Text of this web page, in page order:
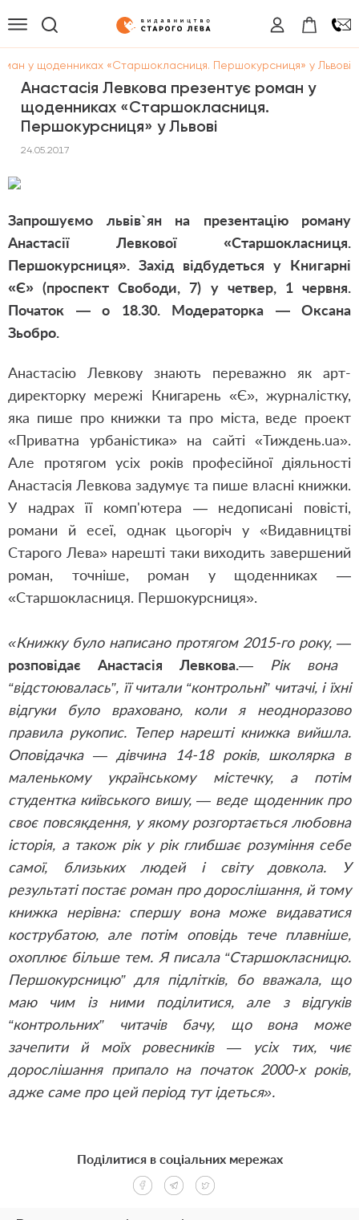
у щоденниках «Старшокласниця. Першокурсниця» у Львові
Анастасія Левкова презентує роман у
щоденниках «Старшокласниця.
Першокурсниця» у Львові
24.05.2017
Запрошуємо львів`ян на презентацію роману
Анастасії Левкової «Старшокласниця.
Першокурсниця». Захід відбудеться у Книгарні
«Є» (проспект Свободи, 7) у четвер, 1 червня.
Початок — о 18.30. Модераторка — Оксана
Зьобро.
Анастасію Левкову знають переважно як арт-
директорку мережі Книгарень «Є», журналістку,
яка пише про книжки та про міста, веде проект
«Приватна урбаністика» на сайті «Тиждень.ua».
Але протягом усіх років професійної діяльності
Анастасія Левкова задумує та пише власні книжки.
У надрах її комп'ютера — недописані повісті,
романи й есеї, однак цьогоріч у «Видавництві
Старого Лева» нарешті таки виходить завершений
роман, точніше, роман у щоденниках —
«Старшокласниця. Першокурсниця».
«Книжку було написано протягом 2015-го року, —
розповідає Анастасія Левкова.— Рік вона
“відстоювалась”, її читали “контрольні” читачі, і їхні
відгуки було враховано, коли я неодноразово
правила рукопис. Тепер нарешті книжка вийшла.
Оповідачка — дівчина 14-18 років, школярка в
маленькому українському містечку, а потім
студентка київського вишу, — веде щоденник про
своє повсякдення, у якому розгортається любовна
історія, а також рік у рік глибшає розуміння себе
самої, близьких людей і світу довкола. У
результаті постає роман про дорослішання, й тому
книжка нерівна: спершу вона може видаватися
кострубатою, але потім оповідь тече плавніше,
охоплює більше тем. Я писала “Старшокласницю.
Першокурсницю” для підлітків, бо вважала, що
маю чим із ними поділитися, але з відгуків
“контрольних” читачів бачу, що вона може
зачепити й моїх ровесників — усіх тих, чиє
дорослішання припало на початок 2000-х років,
адже саме про цей період тут ідеться».
Поділитися в соціальних мережах